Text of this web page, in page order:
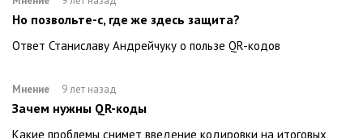
Но позвольте-с, где же здесь защита?
Ответ Станиславу Андрейчуку о пользе QR-кодов
Мнение 9 лет назад
Зачем нужны QR-коды
Какие проблемы снимет введение кодировки на итоговых